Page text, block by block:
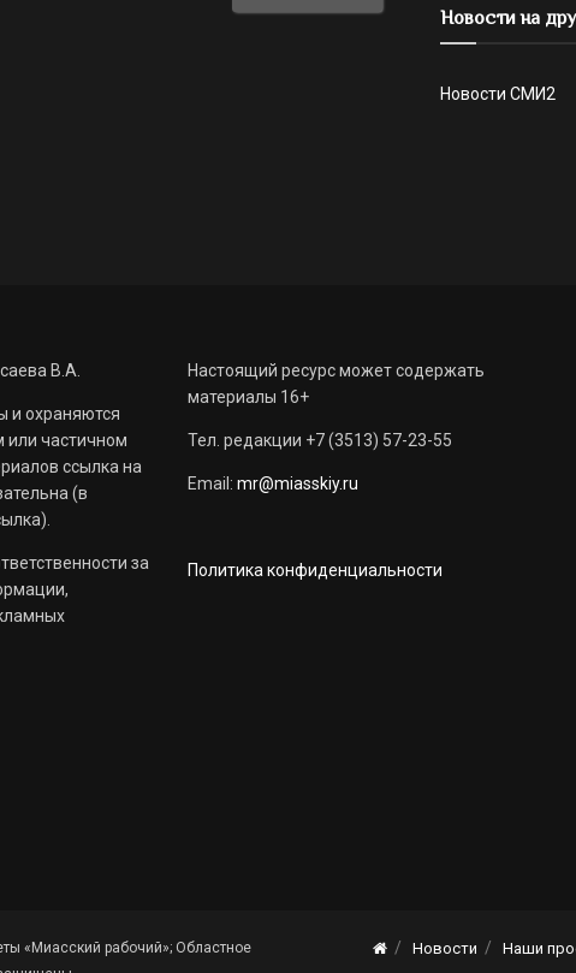
Новости на
Новости СМИ2
В.А.
и охраняются
или частичном
ссылка на
(в
за
Настоящий ресурс может содержать
материалы 16+
Тел. редакции +7 (3513) 57-23-55
Email: mr@miasskiy.ru
Политика конфиденциальности
Новости Наши
«Миасский рабочий»; Областное